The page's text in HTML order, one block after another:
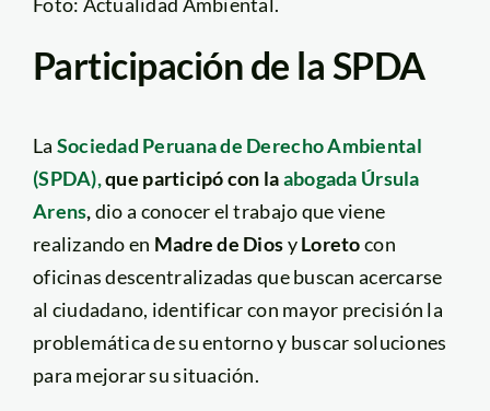
Participación de la SPDA
La Sociedad Peruana de Derecho Ambiental
(SPDA),que participó con laabogada Úrsula
Arens,dio a conocer el trabajo que viene
realizando en Madre de DiosyLoretocon
oficinas descentralizadas que buscan acercarse
al ciudadano, identificar con mayor precisión la
problemática de su entorno y buscar soluciones
para mejorar su situación.